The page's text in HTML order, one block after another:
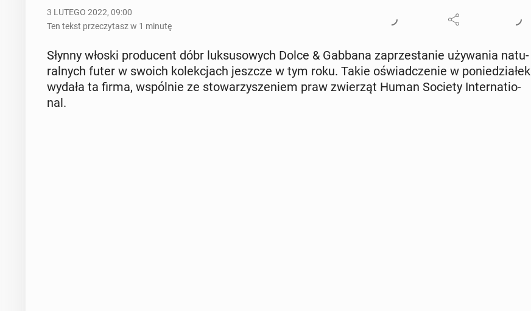
3 LUTEGO 2022, 09:00
Ten tekst przeczytasz w 1 minutę
Słynny włoski pro­du­cent dóbr luk­su­so­wych Dolce & Gabbana za­prze­sta­nie uży­wa­nia na­tu­
ral­nych futer w swoich ko­lek­cjach jeszcze w tym roku. Takie oświad­cze­nie w po­nie­dzia­łek
wydała ta firma, wspól­nie ze sto­wa­rzy­sze­niem praw zwie­rząt Human Society In­ter­na­tio­
nal.